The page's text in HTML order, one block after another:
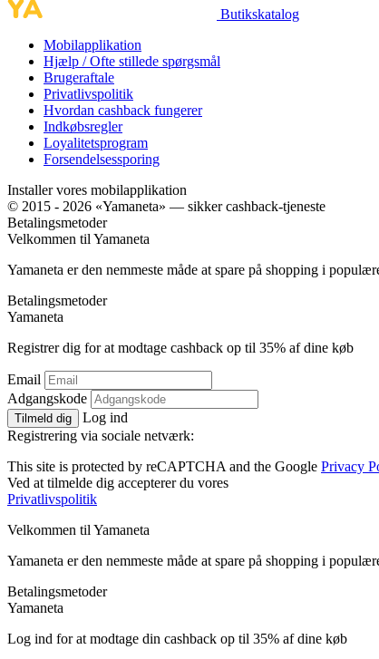
Butikskatalog
Mobilapplikation
Hjælp / Ofte stillede spørgsmål
Brugeraftale
Privatlivspolitik
Hvordan cashback fungerer
Indkøbsregler
Loyalitetsprogram
Forsendelsessporing
Installer vores mobilapplikation
© 2015 - 2026 «Yamaneta» — sikker cashback-tjeneste
Betalingsmetoder
Velkommen til Yamaneta
Yamaneta er den nemmeste måde at spare på shopping i
Betalingsmetoder
Yamaneta
Registrer dig for at modtage cashback op til 35% af dine køb
Email
Adgangskode
Tilmeld dig
Log ind
Registrering via sociale netværk:
This site is protected by reCAPTCHA and the Google Privacy
Ved at tilmelde dig accepterer du vores
Privatlivspolitik
Velkommen til Yamaneta
Yamaneta er den nemmeste måde at spare på shopping i
Betalingsmetoder
Yamaneta
Log ind for at modtage din cashback op til 35% af dine køb